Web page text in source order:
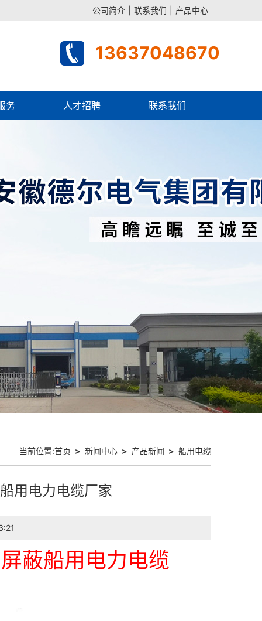
公司简介 联系我们 产品中心
13637048670
务 人才招聘 联系我们
当前位置:首页 > 新闻中心 > 产品新闻 > 船用电缆
用电力电缆厂家
蔽船用电力电缆